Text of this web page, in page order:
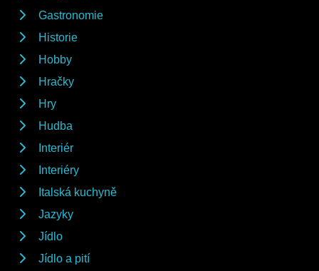
Gastronomie
Historie
Hobby
Hračky
Hry
Hudba
Interiér
Interiéry
Italská kuchyně
Jazyky
Jídlo
Jídlo a pití